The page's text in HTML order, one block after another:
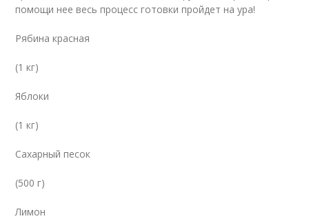
помощи нее весь процесс готовки пройдет на ура!
Рябина красная
(1 кг)
Яблоки
(1 кг)
Сахарный песок
(500 г)
Лимон